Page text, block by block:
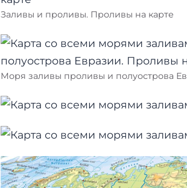
Заливы и проливы. Проливы на карте
Моря заливы проливы и полуострова